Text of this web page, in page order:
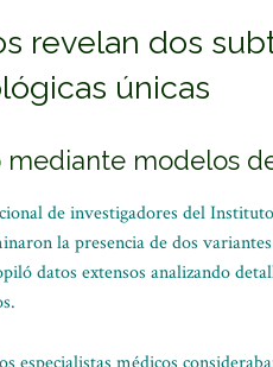
revelan dos
únicas
mediante modelos
de investigadores del
la presencia de dos
datos extensos analizando